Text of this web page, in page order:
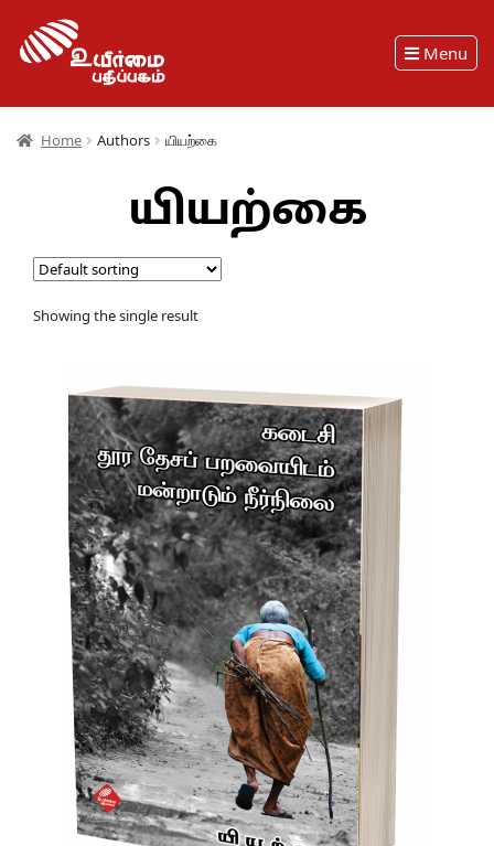
Menu
Home Authors யியற்கை
யியற்கை
Showing the single result